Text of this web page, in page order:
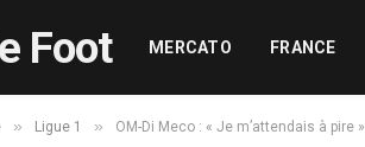
Foot MERCATO FRANCE
» Ligue 1 » OM-Di Meco : « Je m’attendais à pire »